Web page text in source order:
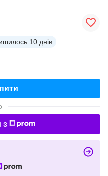
10 днів
з